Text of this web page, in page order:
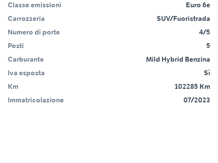
Classe emissioni
Euro 6e
Carrozzeria
SUV/Fuoristrada
Numero di porte
4/5
Posti
5
Carburante
Mild Hybrid Benzina
Iva esposta
Sì
Km
102285 Km
Immatricolazione
07/2023